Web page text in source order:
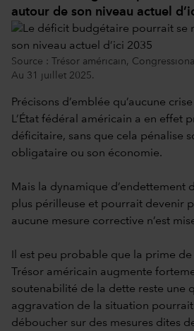
autour de son niveau actuel
Source : Trésor américain,
Au 31 juillet 2025.
Précisons d’emblée qu’aucune
L’État fédéral américain a en effet
déficitaire, sans que cela pénalise
obligataire ou son économie.
Mais la dynamique d’endettement
plus périlleuse et pourrait devenir
aucune mesure corrective n’est
Il est peu probable que la prime
Trésor américain augmente
soutenabilité de la dette reste une
aggravation de la situation
déboucher sur des mesures dites